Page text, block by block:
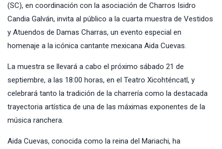
(SC), en coordinación con la asociación de Charros Isidro
Candia Galván, invita al público a la cuarta muestra de Vestidos
y Atuendos de Damas Charras, un evento especial en
homenaje a la icónica cantante mexicana Aida Cuevas.
La muestra se llevará a cabo el próximo sábado 21 de
septiembre, a las 18:00 horas, en el Teatro Xicohténcatl, y
celebrará tanto la tradición de la charrería como la destacada
trayectoria artística de una de las máximas exponentes de la
música ranchera.
Aida Cuevas, conocida como la reina del Mariachi, ha